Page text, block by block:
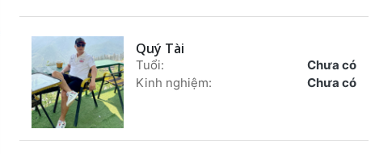
Quý Tài
Tuổi:
Chưa có
Kinh nghiệm:
Chưa có